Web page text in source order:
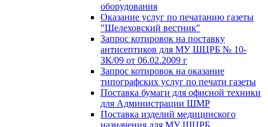
оборудования
Оказание услуг по печатанию газеты
"Шелеховский вестник"
Запрос котировок на поставку
антисептиков для МУ ШЦРБ № 10-
ЗК/09 от 06.02.2009 г
Запрос котировок на оказание
типографских услуг по печати газеты
Поставка бумаги для офисной техники
для Администрации ШМР
Поставка изделий медицинского
назначения для МУ ШЦРБ